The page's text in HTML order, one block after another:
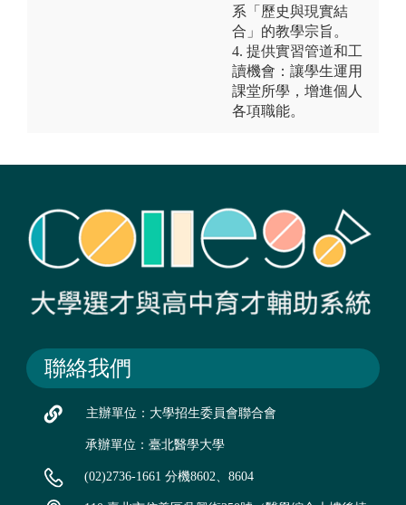
系「歷史與現實結
合」的教學宗旨。
4. 提供實習管道和工
讀機會：讓學生運用
課堂所學，增進個人
各項職能。
聯絡我們
主辦單位：大學招生委員會聯合會
承辦單位：臺北醫學大學
(02)2736-1661 分機8602、8604